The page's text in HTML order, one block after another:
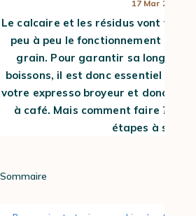
17 Mar 2023
Le calcaire et les résidus vont venir
peu à peu le fonctionnement de
grain. Pour garantir sa longévité
boissons, il est donc essentiel
votre expresso broyeur et donc de
à café. Mais comment faire ?
étapes à suivre ?
Sommaire